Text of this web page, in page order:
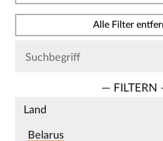
Alle Filter
— FILTERN
Land
Belarus